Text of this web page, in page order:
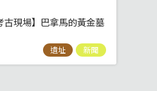
古現場】巴拿馬的黃金墓
遺址 新聞